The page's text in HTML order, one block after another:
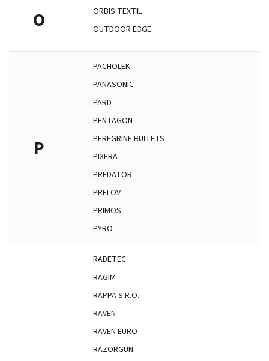
O
ORBIS TEXTIL
OUTDOOR EDGE
P
PACHOLEK
PANASONIC
PARD
PENTAGON
PEREGRINE BULLETS
PIXFRA
PREDATOR
PRELOV
PRIMOS
PYRO
RADETEC
RAGIM
RAPPA S.R.O.
RAVEN
RAVEN EURO
RAZORGUN